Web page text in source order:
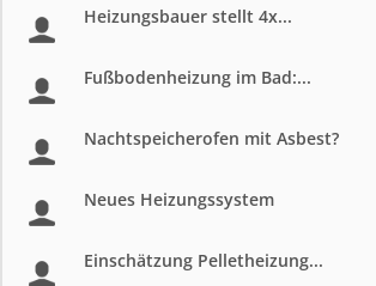
Heizungsbauer stellt 4x...
Fußbodenheizung im Bad:...
Nachtspeicherofen mit Asbest?
Neues Heizungssystem
Einschätzung Pelletheizung...